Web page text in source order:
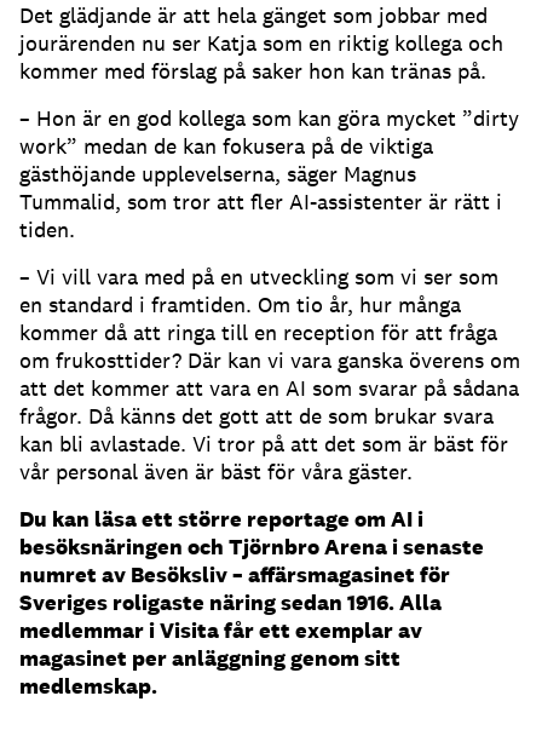
Det glädjande är att hela gänget som jobbar med
jourärenden nu ser Katja som en riktig kollega och
kommer med förslag på saker hon kan tränas på.
– Hon är en god kollega som kan göra mycket ”dirty
work” medan de kan fokusera på de viktiga
gästhöjande upplevelserna, säger Magnus
Tummalid, som tror att fler AI-assistenter är rätt i
tiden.
– Vi vill vara med på en utveckling som vi ser som
en standard i framtiden. Om tio år, hur många
kommer då att ringa till en reception för att fråga
om frukosttider? Där kan vi vara ganska överens om
att det kommer att vara en AI som svarar på sådana
frågor. Då känns det gott att de som brukar svara
kan bli avlastade. Vi tror på att det som är bäst för
vår personal även är bäst för våra gäster.
Du kan läsa ett större reportage om AI i
besöksnäringen och Tjörnbro Arena i senaste
numret av Besöksliv – affärsmagasinet för
Sveriges roligaste näring sedan 1916. Alla
medlemmar i Visita får ett exemplar av
magasinet per anläggning genom sitt
medlemskap.